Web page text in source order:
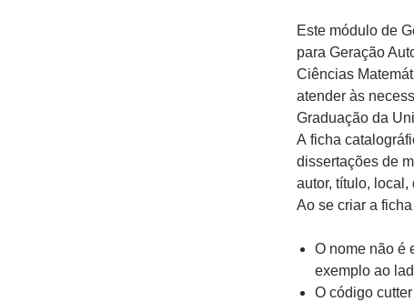
Este módulo de
para Geração
Ciências
atender às
Graduação da
A ficha
dissertações de
autor, título, local,
Ao se criar a ficha
O nome não é
exemplo ao
O código